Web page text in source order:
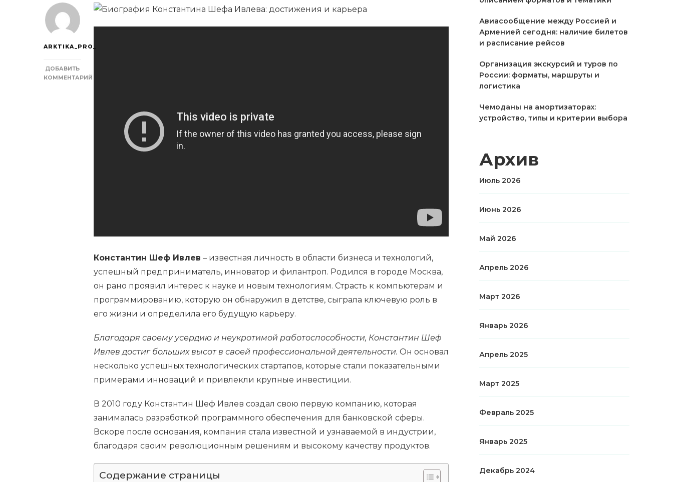
ARKTIKA_PRO_
ДОБАВИТЬ
КОММЕНТАРИЙ
Константин Шеф Ивлев – известная личность в области бизнеса и технологий,
успешный предприниматель, инноватор и филантроп. Родился в городе Москва,
он рано проявил интерес к науке и новым технологиям. Страсть к компьютерам и
программированию, которую он обнаружил в детстве, сыграла ключевую роль в
его жизни и определила его будущую карьеру.
Благодаря своему усердию и неукротимой работоспособности, Константин Шеф
Ивлев достиг больших высот в своей профессиональной деятельности. Он основал
несколько успешных технологических стартапов, которые стали показательными
примерами инноваций и привлекли крупные инвестиции.
В 2010 году Константин Шеф Ивлев создал свою первую компанию, которая
занималась разработкой программного обеспечения для банковской сферы.
Вскоре после основания, компания стала известной и узнаваемой в индустрии,
благодаря своим революционным решениям и высокому качеству продуктов.
Содержание страницы
Авиасообщение между Россией и
Арменией сегодня: наличие билетов
и расписание рейсов
Организация экскурсий и туров по
России: форматы, маршруты и
логистика
Чемоданы на амортизаторах:
устройство, типы и критерии выбора
Архив
Июль 2026
Июнь 2026
Май 2026
Апрель 2026
Март 2026
Январь 2026
Апрель 2025
Март 2025
Февраль 2025
Январь 2025
Декабрь 2024